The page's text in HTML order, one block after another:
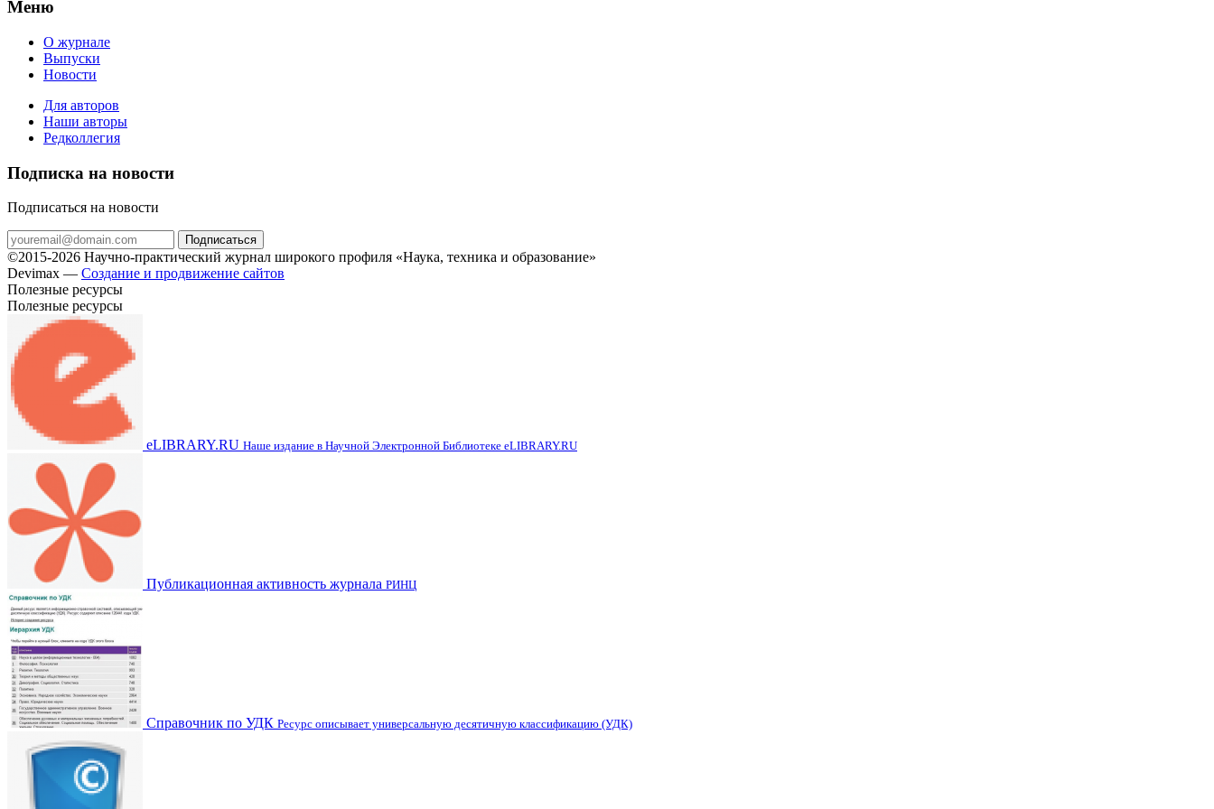
Меню
О журнале
Выпуски
Новости
Для авторов
Наши авторы
Редколлегия
Подписка на новости
Подписаться на новости
Подписаться
©2015-2026 Научно-практический журнал широкого профиля «Наука, техника и образование»
Devimax — Создание и продвижение сайтов
Полезные ресурсы
Полезные ресурсы
eLIBRARY.RU Наше издание в Научной Электронной Библиотеке eLIBRARY.RU
Публикационная активность журнала РИНЦ
Справочник по УДК Ресурс описывает универсальную десятичную классификацию (УДК)